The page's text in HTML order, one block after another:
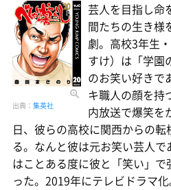
出典： 集英社
芸人を目指し命
間たちの生き様
劇。高校3年生
すけ）は「学園
のお笑い好きで
キ職人の顔を持
内放送で爆笑を
日、彼らの高校に関西からの転
る。なんと彼は元お笑い芸人
はことある度に彼と「笑い」
った。2019年にテレビドラマ化